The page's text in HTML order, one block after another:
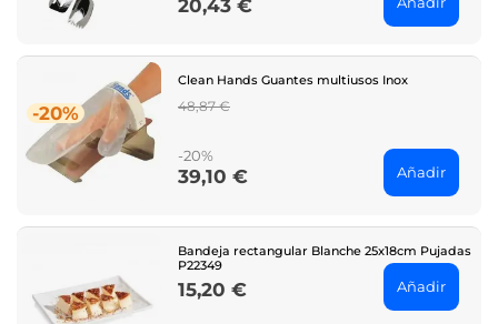
Price
20,43 €
-20%
Clean Hands Guantes multiusos Inox
Regular
48,87 €
-20%
Price
39,10 € Añadir
Bandeja rectangular Blanche 25x18cm Pujadas
P22349
Price
15,20 € Añadir